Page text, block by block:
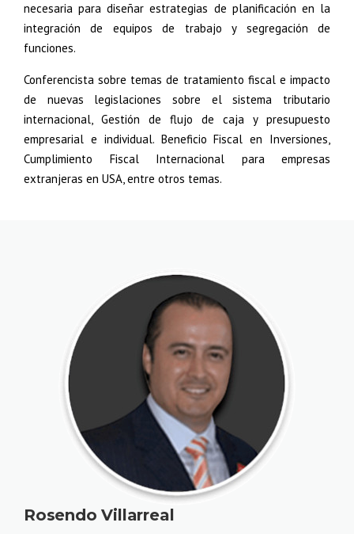
necesaria para diseñar estrategias de planificación en la
integración de equipos de trabajo y segregación de
funciones.
Conferencista sobre temas de tratamiento fiscal e impacto
de nuevas legislaciones sobre el sistema tributario
internacional, Gestión de flujo de caja y presupuesto
empresarial e individual. Beneficio Fiscal en Inversiones,
Cumplimiento Fiscal Internacional para empresas
extranjeras en USA, entre otros temas.
Rosendo Villarreal